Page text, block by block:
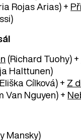
Rojas Arias) +
(Richard Tuohy) +
Halttunen)
Cílková) + Z
Van Nguyen) +
Mansky)